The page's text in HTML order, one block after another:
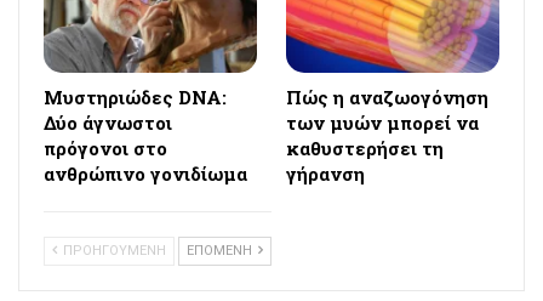
Μυστηριώδες DNA:
Δύο άγνωστοι
πρόγονοι στο
ανθρώπινο γονιδίωμα
Πώς η αναζωογόνηση
των μυών μπορεί να
καθυστερήσει τη
γήρανση
ΠΡΟΗΓΟΥΜΕΝΗ ΕΠΟΜΕΝΗ